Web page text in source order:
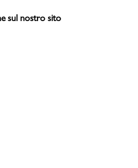
sul nostro sito